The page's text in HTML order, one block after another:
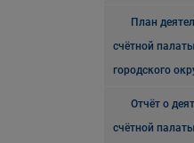
План
счётной
городского
Отчёт о
счётной